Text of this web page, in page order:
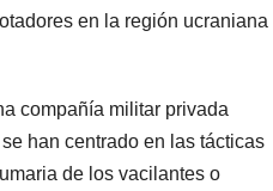
en la región ucraniana
compañía militar privada
han centrado en las tácticas
de los vacilantes o